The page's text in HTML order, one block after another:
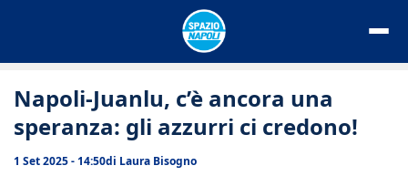
Napoli-Juanlu, c’è ancora una
speranza: gli azzurri ci credono!
1 Set 2025 - 14:50di Laura Bisogno